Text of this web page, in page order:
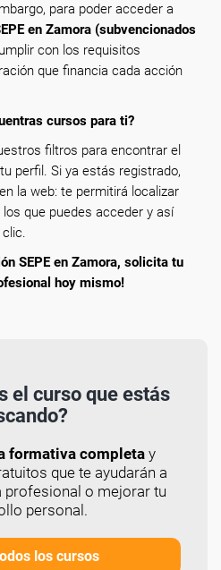
para poder acceder a
en Zamora (subvencionados
con los requisitos
que financia cada acción
cursos para ti?
filtros para encontrar el
perfil. Si ya estás registrado,
la web: te permitirá localizar
que puedes acceder y así
SEPE en Zamora, solicita tu
hoy mismo!
el curso que estás
formativa completay
que te ayudarán a
profesional o mejorar tu
personal.
los cursos